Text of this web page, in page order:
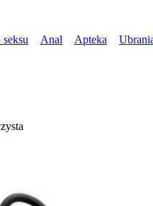
Anal Apteka